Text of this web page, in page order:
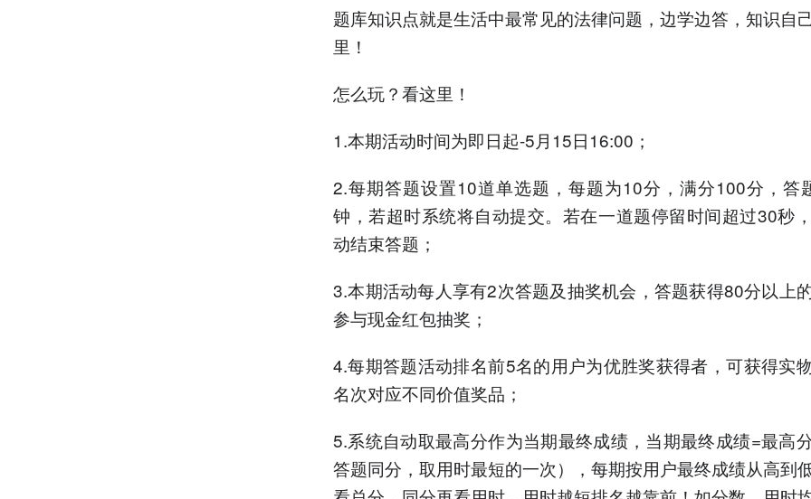
题库知识点就是生活中最常见的法律问题，边学边答，知识自
里！
怎么玩？看这里！
1.本期活动时间为即日起-5月15日16:00；
2.每期答题设置10道单选题，每题为10分，满分100分，答
钟，若超时系统将自动提交。若在一道题停留时间超过30秒
动结束答题；
3.本期活动每人享有2次答题及抽奖机会，答题获得80分以上
参与现金红包抽奖；
4.每期答题活动排名前5名的用户为优胜奖获得者，可获得实
名次对应不同价值奖品；
5.系统自动取最高分作为当期最终成绩，当期最终成绩=最高
答题同分，取用时最短的一次），每期按用户最终成绩从高到